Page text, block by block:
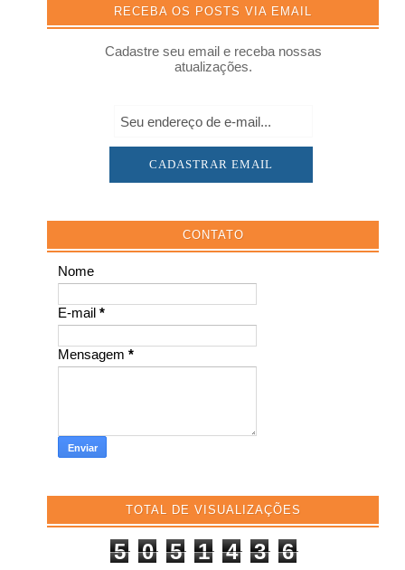
RECEBA OS POSTS VIA EMAIL
Cadastre seu email e receba nossas
atualizações.
CONTATO
Nome
E-mail*
Mensagem*
TOTAL DE VISUALIZAÇÕES
5 0 5 1 4 3 6